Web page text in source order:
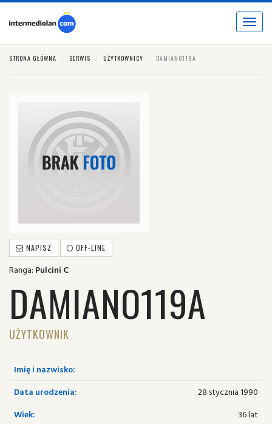
Toggle
STRONA GŁÓWNA SERWIS UŻYTKOWNICY DAMIANO119A
NAPISZ OFF-LINE
Ranga: Pulcini C
DAMIANO119A
UŻYTKOWNIK
Imię i nazwisko:
Data urodzenia:
28 stycznia 1990
Wiek:
36 lat